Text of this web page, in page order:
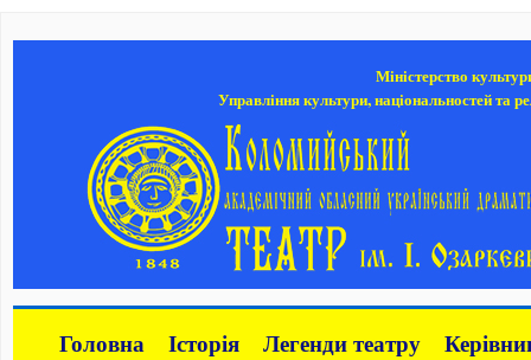
Міністерство
Управління культури, національностей та
Головна Історія Легенди театру